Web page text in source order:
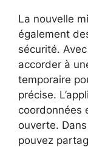
La nouvelle
également
sécurité.
accorder à
temporaire
précise.
coordonnées
ouverte.
pouvez